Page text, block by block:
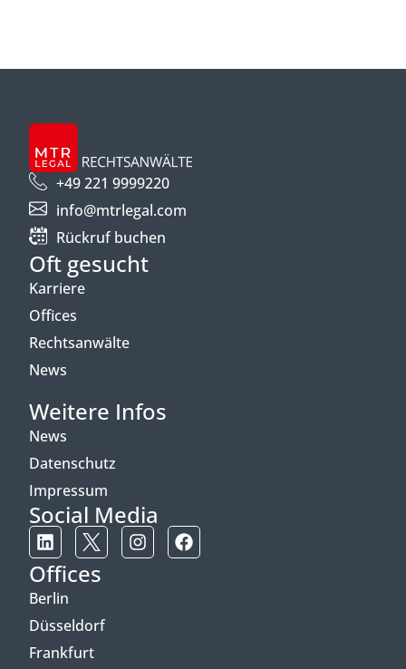
+49 221 9999220
info@mtrlegal.com
Rückruf buchen
Oft gesucht
Karriere
Offices
Rechtsanwälte
News
Weitere Infos
News
Datenschutz
Impressum
Social Media
Offices
Berlin
Düsseldorf
Frankfurt